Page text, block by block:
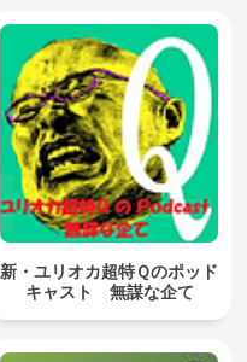
新・ユリオカ超特Ｑのポッド
キャスト 無謀な企て